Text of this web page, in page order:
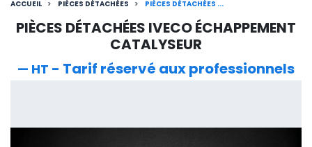
ACCUEIL PIÈCES DÉTACHÉES PIÈCES DÉTACHÉES ...
PIÈCES DÉTACHÉES IVECO ÉCHAPPEMENT
CATALYSEUR
— HT - Tarif réservé aux professionnels